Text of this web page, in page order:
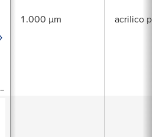
1.000 µm acrilico puro